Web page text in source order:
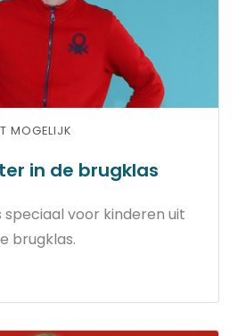
MOGELIJK
in de brugklas
speciaal voor kinderen uit
brugklas.